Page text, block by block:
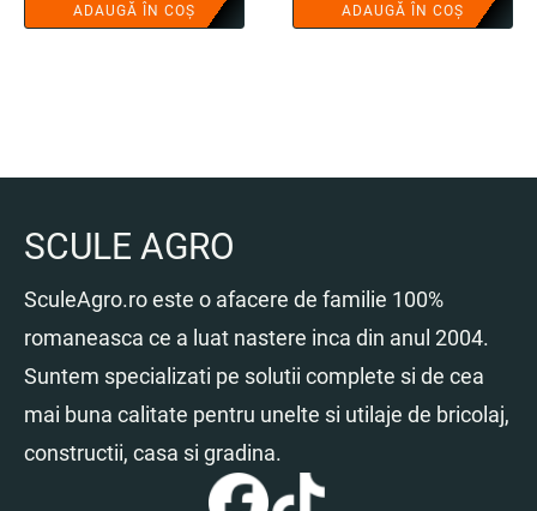
ADAUGĂ ÎN COȘ ADAUGĂ ÎN COȘ
SCULE AGRO
SculeAgro.ro este o afacere de familie 100%
romaneasca ce a luat nastere inca din anul 2004.
Suntem specializati pe solutii complete si de cea
mai buna calitate pentru unelte si utilaje de bricolaj,
constructii, casa si gradina.